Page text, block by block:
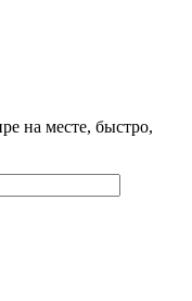
на месте, быстро,